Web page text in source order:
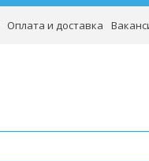
Оплата и доставка